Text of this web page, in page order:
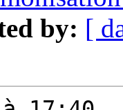
by: [